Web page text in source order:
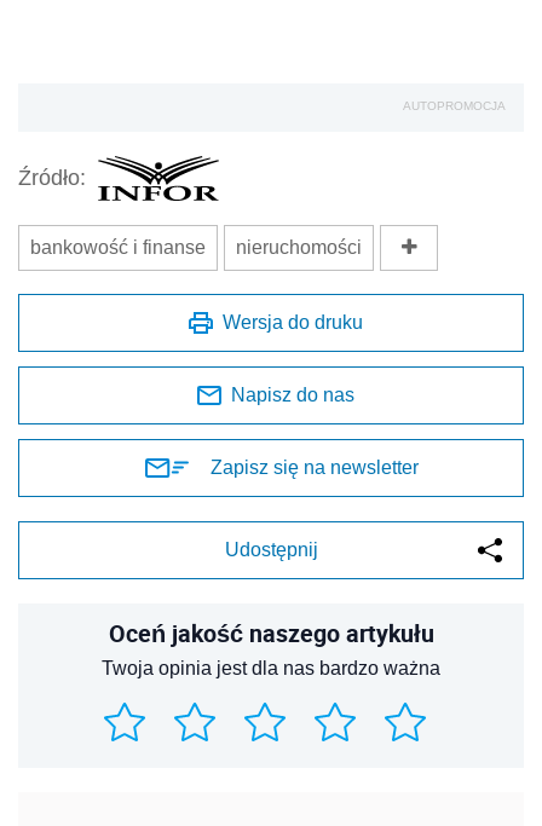
AUTOPROMOCJA
Źródło:
bankowość i finanse nieruchomości
Wersja do druku
Napisz do nas
Zapisz się na newsletter
Udostępnij
Oceń jakość naszego artykułu
Twoja opinia jest dla nas bardzo ważna